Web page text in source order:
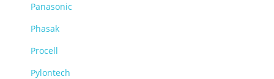
Panasonic
Phasak
Procell
Pylontech